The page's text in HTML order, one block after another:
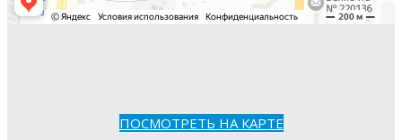
ПОСМОТРЕТЬ НА КАРТЕ